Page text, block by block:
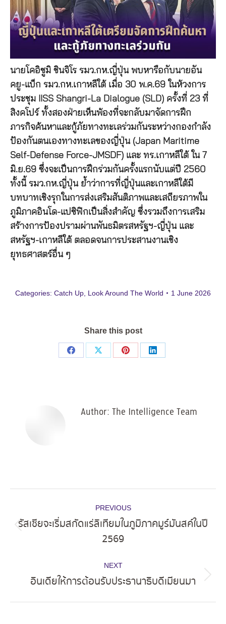
นายโคอิซูมิ ชินจิโร รมว.กห.ญี่ปุ่น พบหารือกับนายอัน
คยู-แบ็ก รมว.กห.เกาหลีใต้ เมื่อ 30 พ.ค.69 ในห้วงการ
ประชุม IISS Shangri-La Dialogue (SLD) ครั้งที่ 23 ที่
สิงคโปร์ ทั้งสองฝ่ายเห็นพ้องที่จะกลับมาจัดการฝึก
ภารกิจค้นหาและกู้ภัยทางทะเลร่วมกันระหว่างกองกำลัง
ป้องกันตนเองทางทะเลของญี่ปุ่น (Japan Maritime
Self-Defense Force-JMSDF) และ ทร.เกาหลีใต้ ใน 7
มิ.ย.69 ซึ่งจะเป็นการฝึกร่วมกันครั้งแรกนับแต่ปี 2560
ทั้งนี้ รมว.กห.ญี่ปุ่น ย้ำว่าการที่ญี่ปุ่นและเกาหลีใต้มี
บทบาทเชิงรุกในการส่งเสริมสันติภาพและเสถียรภาพใน
ภูมิภาคอินโด-แปซิฟิกเป็นสิ่งสำคัญ ซึ่งรวมถึงการเสริม
สร้างการป้องปรามผ่านพันธมิตรสหรัฐฯ-ญี่ปุ่น และ
สหรัฐฯ-เกาหลีใต้ ตลอดจนการประสานงานเชิง
ยุทธศาสตร์อื่น ๆ
Categories: Catch Up Look Around The World 1 June 2026
Share this post
Share
Share
Share
Share
Author: The Intelligence Team
navigation
PREVIOUS
Previous
post:
รัสเซียจะเริ่มสกัดแร่ลิเทียมในภูมิภาคมูร์มันสค์ในปี
2569
NEXT
Next
อินเดียให้การต้อนรับประธานาธิบดีเมียนมา